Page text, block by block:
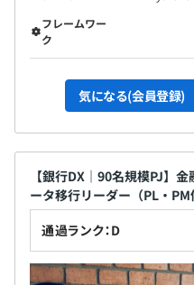
新卒の方の場合は、まず
す。
当社のリーダークラスの
キャッチアップを続けてい
雇用関係なし
試用期間3カ月
フレームワー
ク
気になる(会員登録)
【銀行DX｜90名規模PJ】
ータ移行リーダー（PL・PM
通過ランク：D